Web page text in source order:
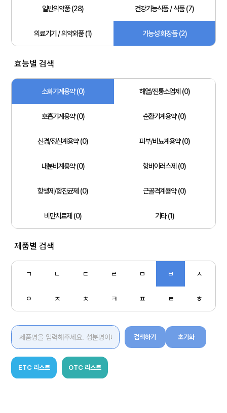
일반의약품 (28) 건강기능식품 / 식품 (7)
의료기기 / 의약외품 (1) 기능성 화장품 (2)
효능별 검색
소화기계용약 (0) 해열/진통소염제 (0)
호흡기계용약 (0) 순환기계용약 (0)
신경/정신계용약 (0) 피부/비뇨계용약 (0)
내분비계용약 (0) 항바이러스제 (0)
항생제/항진균제 (0) 근골격계용약 (0)
비만치료제 (0) 기타 (1)
제품별 검색
ㄱ ㄴ ㄷ ㄹ ㅁ ㅂ ㅅ
ㅇ ㅈ ㅊ ㅋ ㅍ ㅌ ㅎ
검색하기 초기화
ETC 리스트 OTC 리스트